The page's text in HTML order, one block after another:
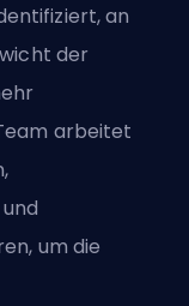
an
der
arbeitet
um die